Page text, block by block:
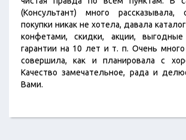
(Консультант) много рассказывала,
покупки никак не хотела, давала
конфетами, скидки, акции,
гарантии на 10 лет и т. п. Очень много
совершила, как и планировала с
Качество замечательное, рада и
Вами.